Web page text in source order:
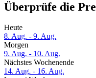
Überprüfe die
Heute
8. Aug. - 9. Aug.
Morgen
9. Aug. - 10. Aug.
Nächstes Wochenende
14. Aug. - 16. Aug.